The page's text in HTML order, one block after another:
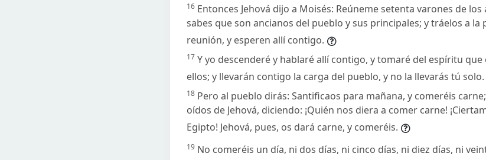
16 Entonces Jehová dijo a Moisés: Reúneme setenta varones de
sabes que son ancianos del pueblo y sus principales; y tráelos a
reunión, y esperen allí contigo.
17 Y yo descenderé y hablaré allí contigo, y tomaré del espíritu
ellos; y llevarán contigo la carga del pueblo, y no la llevarás tú solo.
18 Pero al pueblo dirás: Santificaos para mañana, y comeréis
oídos de Jehová, diciendo: ¡Quién nos diera a comer carne!
Egipto! Jehová, pues, os dará carne, y comeréis.
19 No comeréis un día, ni dos días, ni cinco días, ni diez días, ni